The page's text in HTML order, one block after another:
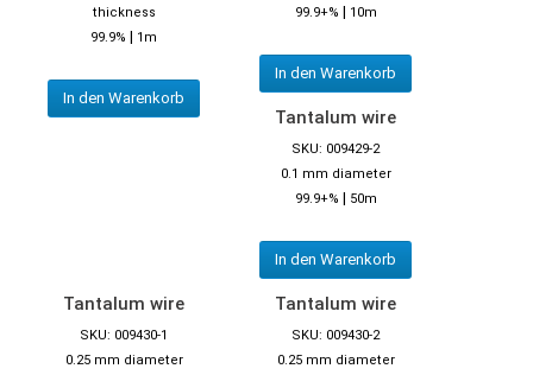
thickness
99.9% | 1m
In den Warenkorb
99.9+% | 10m
In den Warenkorb
Tantalum wire
SKU: 009429-2
0.1 mm diameter
99.9+% | 50m
In den Warenkorb
Tantalum wire
SKU: 009430-1
0.25 mm diameter
Tantalum wire
SKU: 009430-2
0.25 mm diameter